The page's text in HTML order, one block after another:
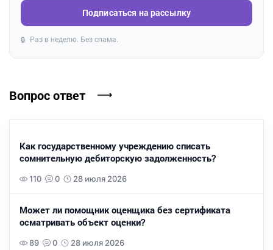
Подписаться на рассылку
🔒 Раз в неделю. Без спама.
Вопрос ответ
Как государственному учреждению списать
сомнительную дебиторскую задолженность?
110 0 28 июля 2026
Может ли помощник оценщика без сертификата
осматривать объект оценки?
89 0 28 июля 2026